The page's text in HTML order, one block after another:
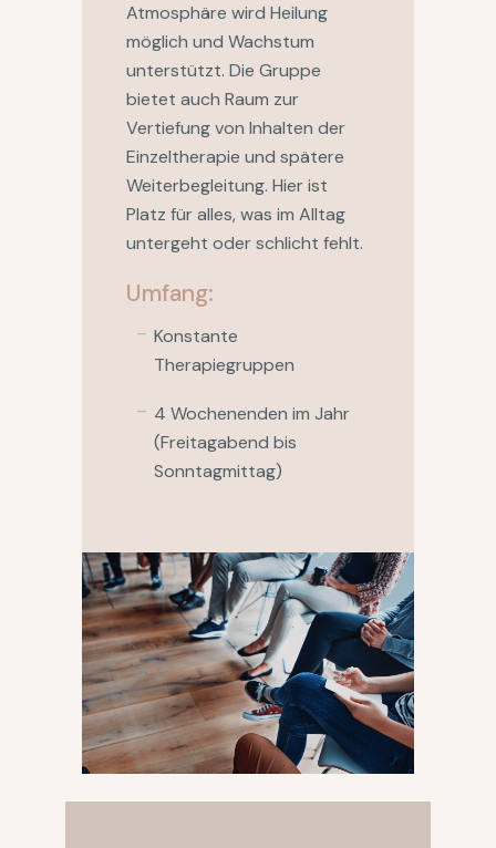
Atmosphäre wird Heilung
möglich und Wachstum
unterstützt. Die Gruppe
bietet auch Raum zur
Vertiefung von Inhalten der
Einzeltherapie und spätere
Weiterbegleitung. Hier ist
Platz für alles, was im Alltag
untergeht oder schlicht fehlt.
Umfang:
Konstante
Therapiegruppen
4 Wochenenden im Jahr
(Freitagabend bis
Sonntagmittag)